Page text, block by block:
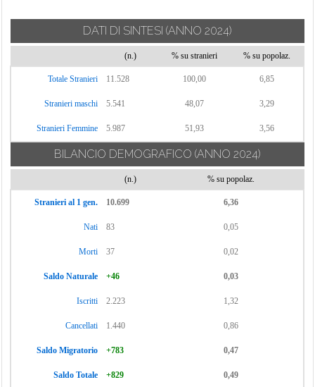
DATI DI SINTESI (ANNO 2024)
(n.) % su stranieri % su popolaz.
Totale Stranieri 11.528 100,00 6,85
Stranieri maschi 5.541 48,07 3,29
Stranieri Femmine 5.987 51,93 3,56
BILANCIO DEMOGRAFICO (ANNO 2024)
(n.) % su popolaz.
Stranieri al 1 gen. 10.699 6,36
Nati 83 0,05
Morti 37 0,02
Saldo Naturale +46 0,03
Iscritti 2.223 1,32
Cancellati 1.440 0,86
Saldo Migratorio +783 0,47
Saldo Totale +829 0,49